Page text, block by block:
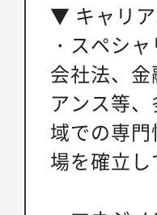
▼ キャリ
・スペシ
会社法、
アンス等
域での専
場を確立し